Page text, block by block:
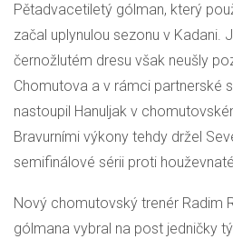
Pětadvacetiletý gólman, který
začal uplynulou sezonu v Kadani.
černožlutém dresu však neušly
Chomutova a v rámci partnerské
nastoupil Hanuljak v
Bravurními výkony tehdy držel
semifinálové sérii proti
Nový chomutovský trenér Radim
gólmana vybral na post jedničky